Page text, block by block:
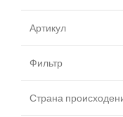
Артикул
Фильтр
Страна